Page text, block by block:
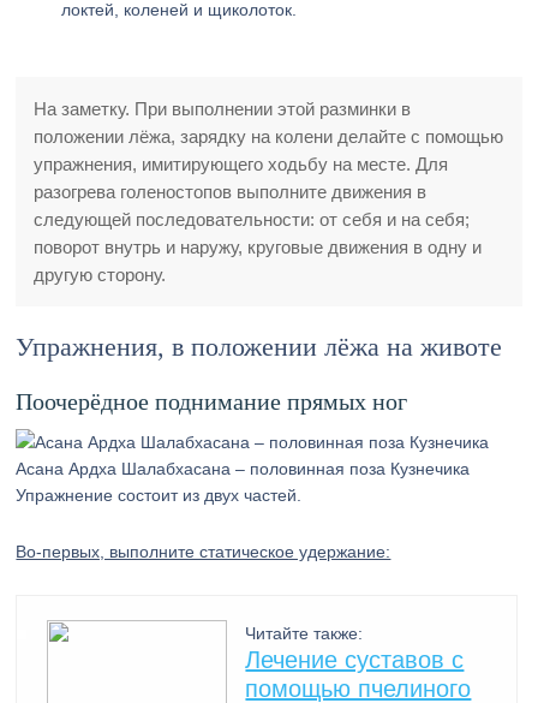
локтей, коленей и щиколоток.
На заметку. При выполнении этой разминки в
положении лёжа, зарядку на колени делайте с помощью
упражнения, имитирующего ходьбу на месте. Для
разогрева голеностопов выполните движения в
следующей последовательности: от себя и на себя;
поворот внутрь и наружу, круговые движения в одну и
другую сторону.
Упражнения, в положении лёжа на животе
Поочерёдное поднимание прямых ног
Асана Ардха Шалабхасана – половинная поза Кузнечика
Упражнение состоит из двух частей.
Во-первых, выполните статическое удержание:
Читайте также:
Лечение суставов с
помощью пчелиного